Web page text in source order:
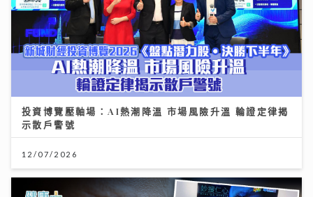
投資博覽壓軸場：AI熱潮降溫 市場風險升溫 輪證定律揭
示散戶警號
12/07/2026